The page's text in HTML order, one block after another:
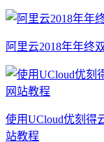
阿里云2018年年终
使用UCloud优刻得
站教程